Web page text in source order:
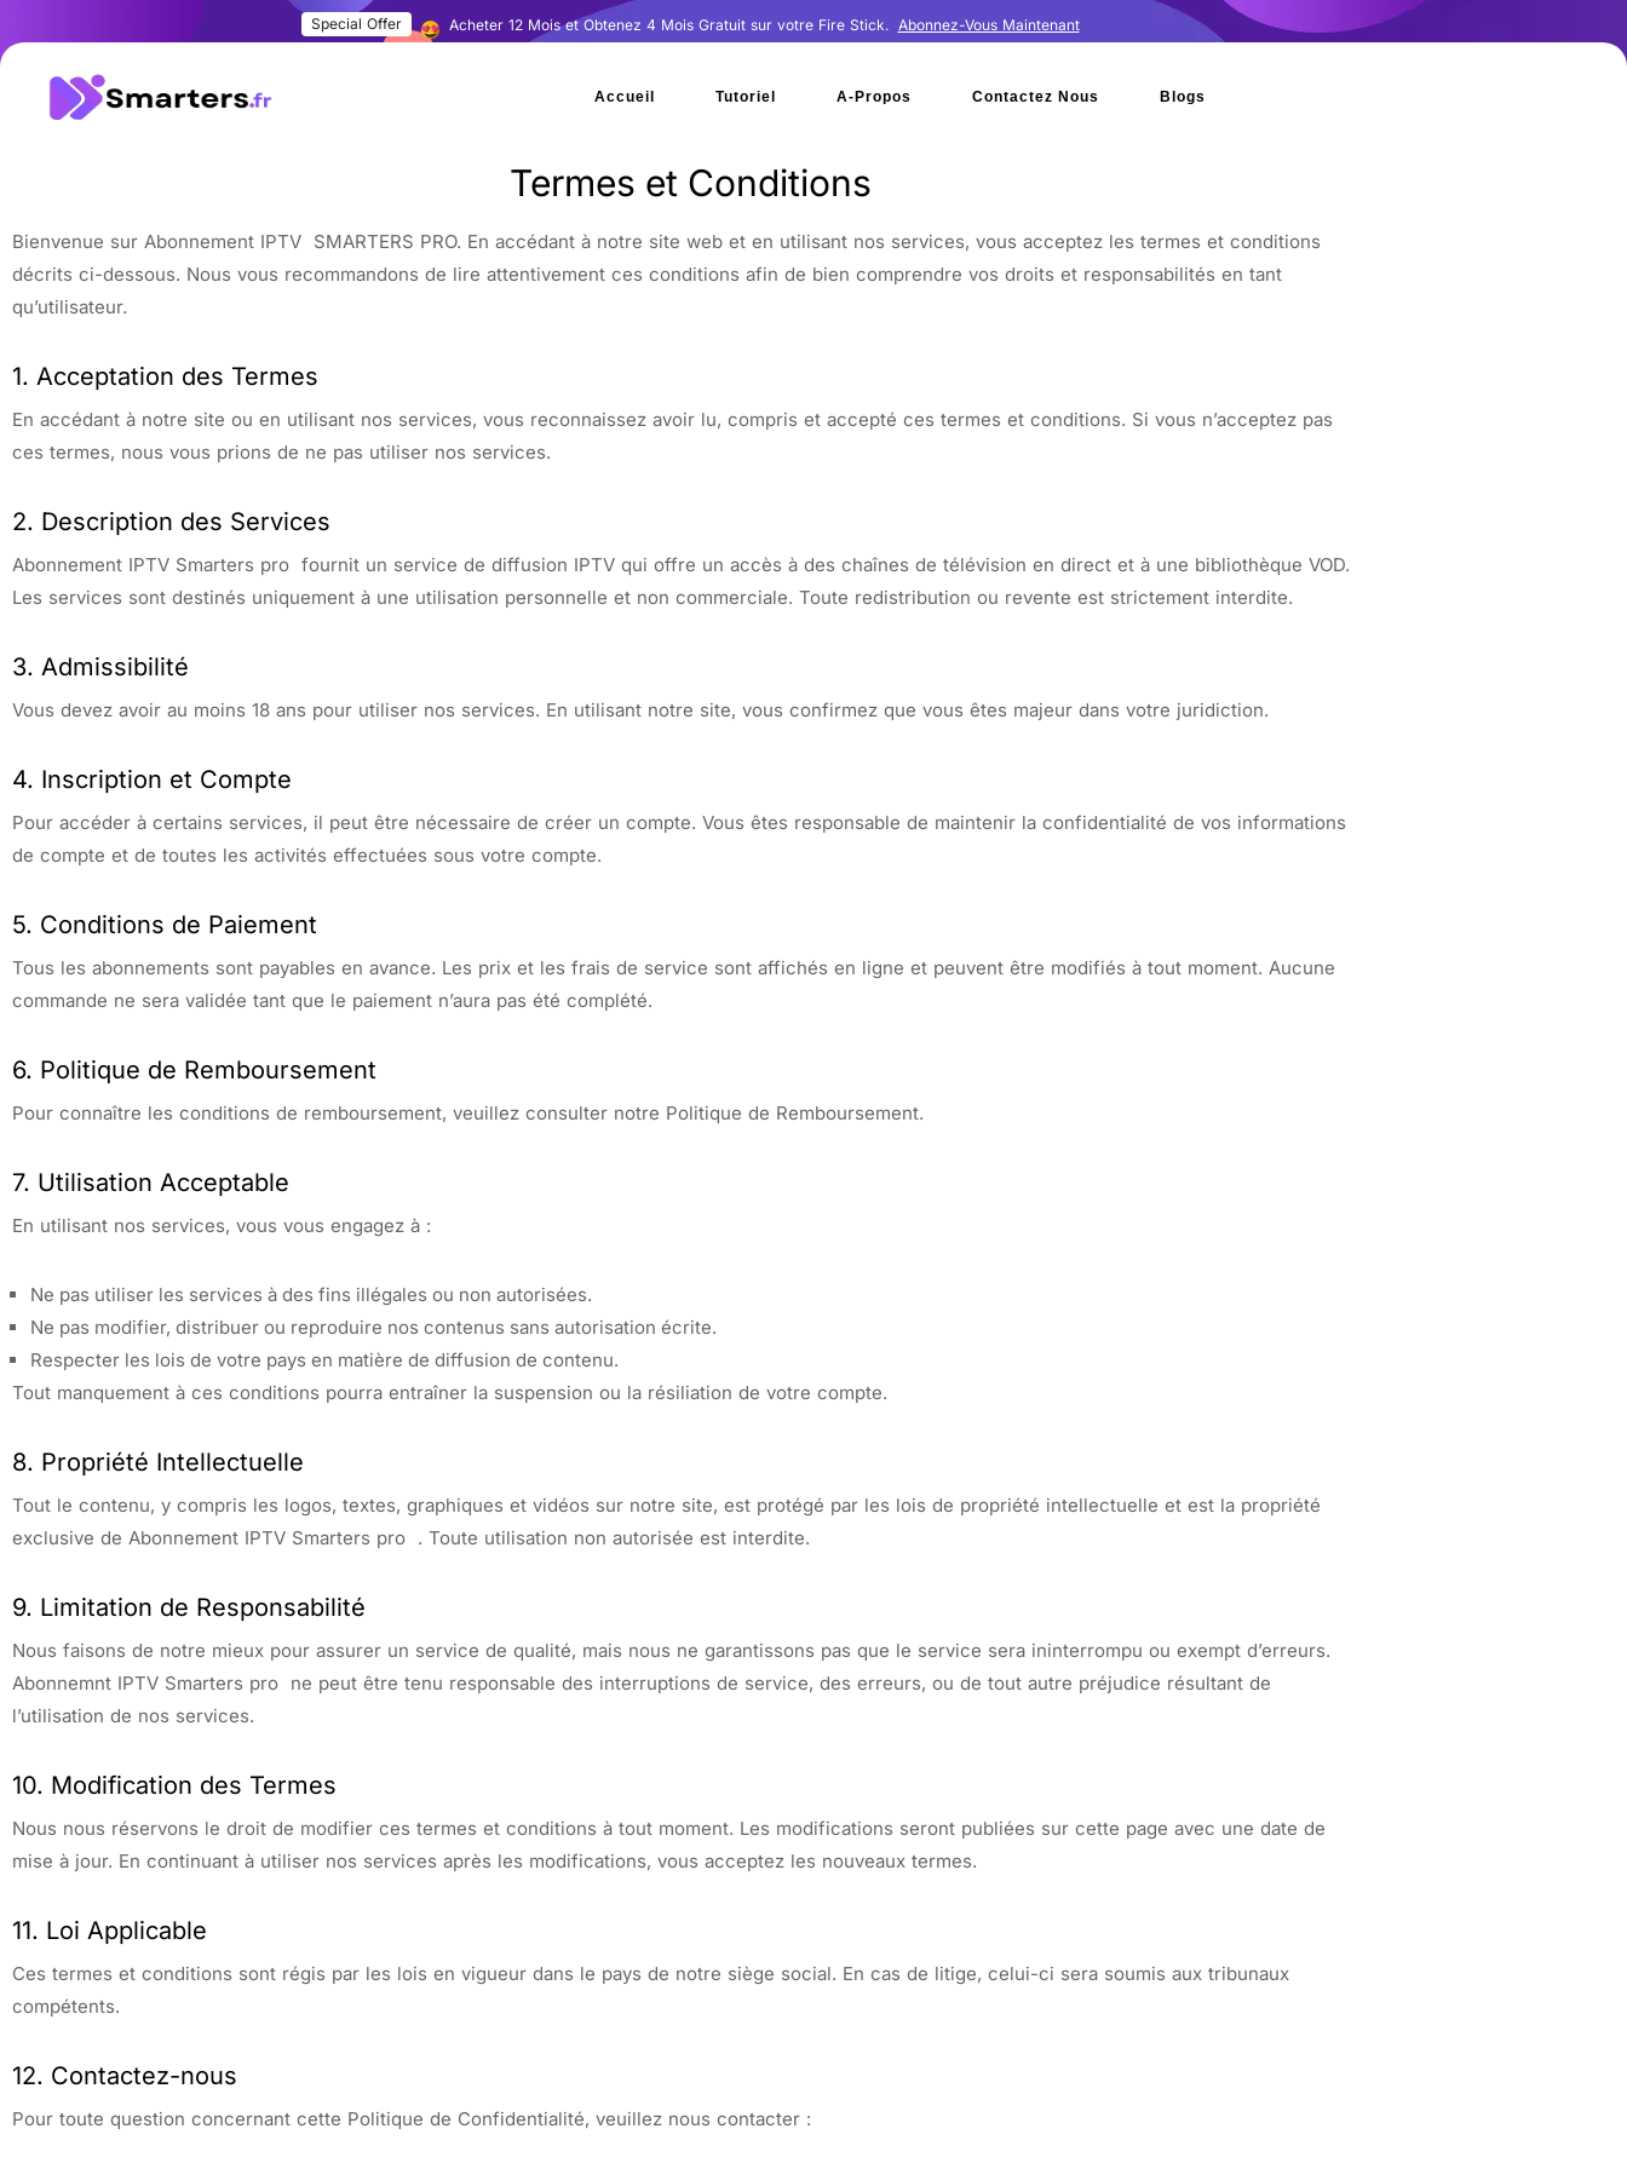
Special Offer Acheter 12 Mois et Obtenez 4 Mois Gratuit sur votre Fire Stick. Abonnez-Vous Maintenant
Accueil Tutoriel A-Propos Contactez Nous Blogs
Termes et Conditions
Bienvenue sur Abonnement IPTV SMARTERS PRO. En accédant à notre site web et en utilisant nos services, vous acceptez les termes et conditions
décrits ci-dessous. Nous vous recommandons de lire attentivement ces conditions afin de bien comprendre vos droits et responsabilités en tant
qu’utilisateur.
1. Acceptation des Termes
En accédant à notre site ou en utilisant nos services, vous reconnaissez avoir lu, compris et accepté ces termes et conditions. Si vous n’acceptez pas
ces termes, nous vous prions de ne pas utiliser nos services.
2. Description des Services
Abonnement IPTV Smarters pro fournit un service de diffusion IPTV qui offre un accès à des chaînes de télévision en direct et à une bibliothèque VOD.
Les services sont destinés uniquement à une utilisation personnelle et non commerciale. Toute redistribution ou revente est strictement interdite.
3. Admissibilité
Vous devez avoir au moins 18 ans pour utiliser nos services. En utilisant notre site, vous confirmez que vous êtes majeur dans votre juridiction.
4. Inscription et Compte
Pour accéder à certains services, il peut être nécessaire de créer un compte. Vous êtes responsable de maintenir la confidentialité de vos informations
de compte et de toutes les activités effectuées sous votre compte.
5. Conditions de Paiement
Tous les abonnements sont payables en avance. Les prix et les frais de service sont affichés en ligne et peuvent être modifiés à tout moment. Aucune
commande ne sera validée tant que le paiement n’aura pas été complété.
6. Politique de Remboursement
Pour connaître les conditions de remboursement, veuillez consulter notre Politique de Remboursement.
7. Utilisation Acceptable
En utilisant nos services, vous vous engagez à :
Ne pas utiliser les services à des fins illégales ou non autorisées.
Ne pas modifier, distribuer ou reproduire nos contenus sans autorisation écrite.
Respecter les lois de votre pays en matière de diffusion de contenu.
Tout manquement à ces conditions pourra entraîner la suspension ou la résiliation de votre compte.
8. Propriété Intellectuelle
Tout le contenu, y compris les logos, textes, graphiques et vidéos sur notre site, est protégé par les lois de propriété intellectuelle et est la propriété
exclusive de Abonnement IPTV Smarters pro . Toute utilisation non autorisée est interdite.
9. Limitation de Responsabilité
Nous faisons de notre mieux pour assurer un service de qualité, mais nous ne garantissons pas que le service sera ininterrompu ou exempt d’erreurs.
Abonnemnt IPTV Smarters pro ne peut être tenu responsable des interruptions de service, des erreurs, ou de tout autre préjudice résultant de
l’utilisation de nos services.
10. Modification des Termes
Nous nous réservons le droit de modifier ces termes et conditions à tout moment. Les modifications seront publiées sur cette page avec une date de
mise à jour. En continuant à utiliser nos services après les modifications, vous acceptez les nouveaux termes.
11. Loi Applicable
Ces termes et conditions sont régis par les lois en vigueur dans le pays de notre siège social. En cas de litige, celui-ci sera soumis aux tribunaux
compétents.
12. Contactez-nous
Pour toute question concernant cette Politique de Confidentialité, veuillez nous contacter :